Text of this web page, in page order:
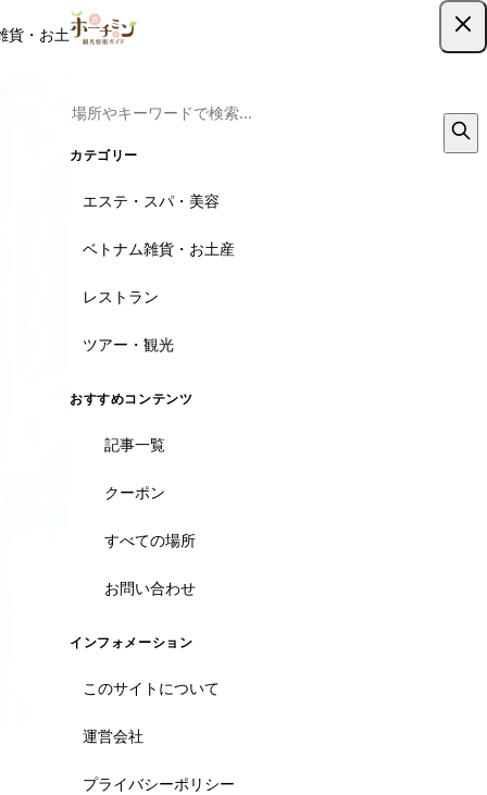
貨・お土産レストラン
カテゴリー
エステ・スパ・美容
ベトナム雑貨・お土産
レストラン
ツアー・観光
おすすめコンテンツ
記事一覧
クーポン
すべての場所
お問い合わせ
インフォメーション
このサイトについて
運営会社
プライバシーポリシー